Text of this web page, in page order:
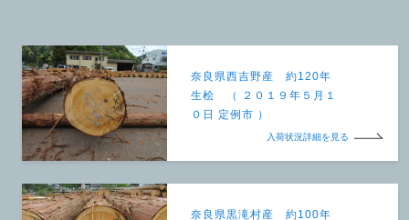
奈良県西吉野産 約120年
生桧 （ ２０１９年５月１
０日 定例市 ）
入荷状況詳細を見る
奈良県黒滝村産 約100年